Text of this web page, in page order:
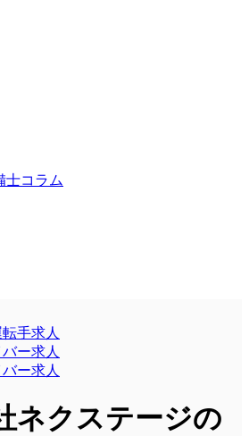
士コラム
手求人
ー求人
ー求人
ネクステージの